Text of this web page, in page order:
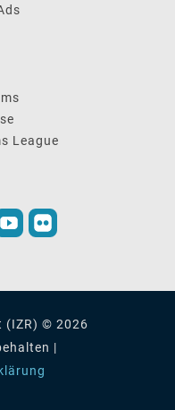
League
(IZR) © 2026
|